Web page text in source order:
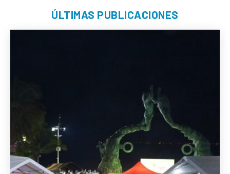
ÚLTIMAS PUBLICACIONES